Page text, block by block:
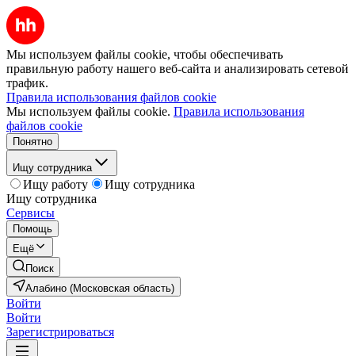
Мы используем файлы cookie, чтобы обеспечивать
правильную работу нашего веб-сайта и анализировать сетевой
трафик.
Правила использования файлов cookie
Мы используем файлы cookie. Правила использования
файлов cookie
Понятно
Ищу сотрудника
Ищу работу
Ищу сотрудника
Ищу сотрудника
Сервисы
Помощь
Ещё
Поиск
Алабино (Московская область)
Войти
Войти
Зарегистрироваться